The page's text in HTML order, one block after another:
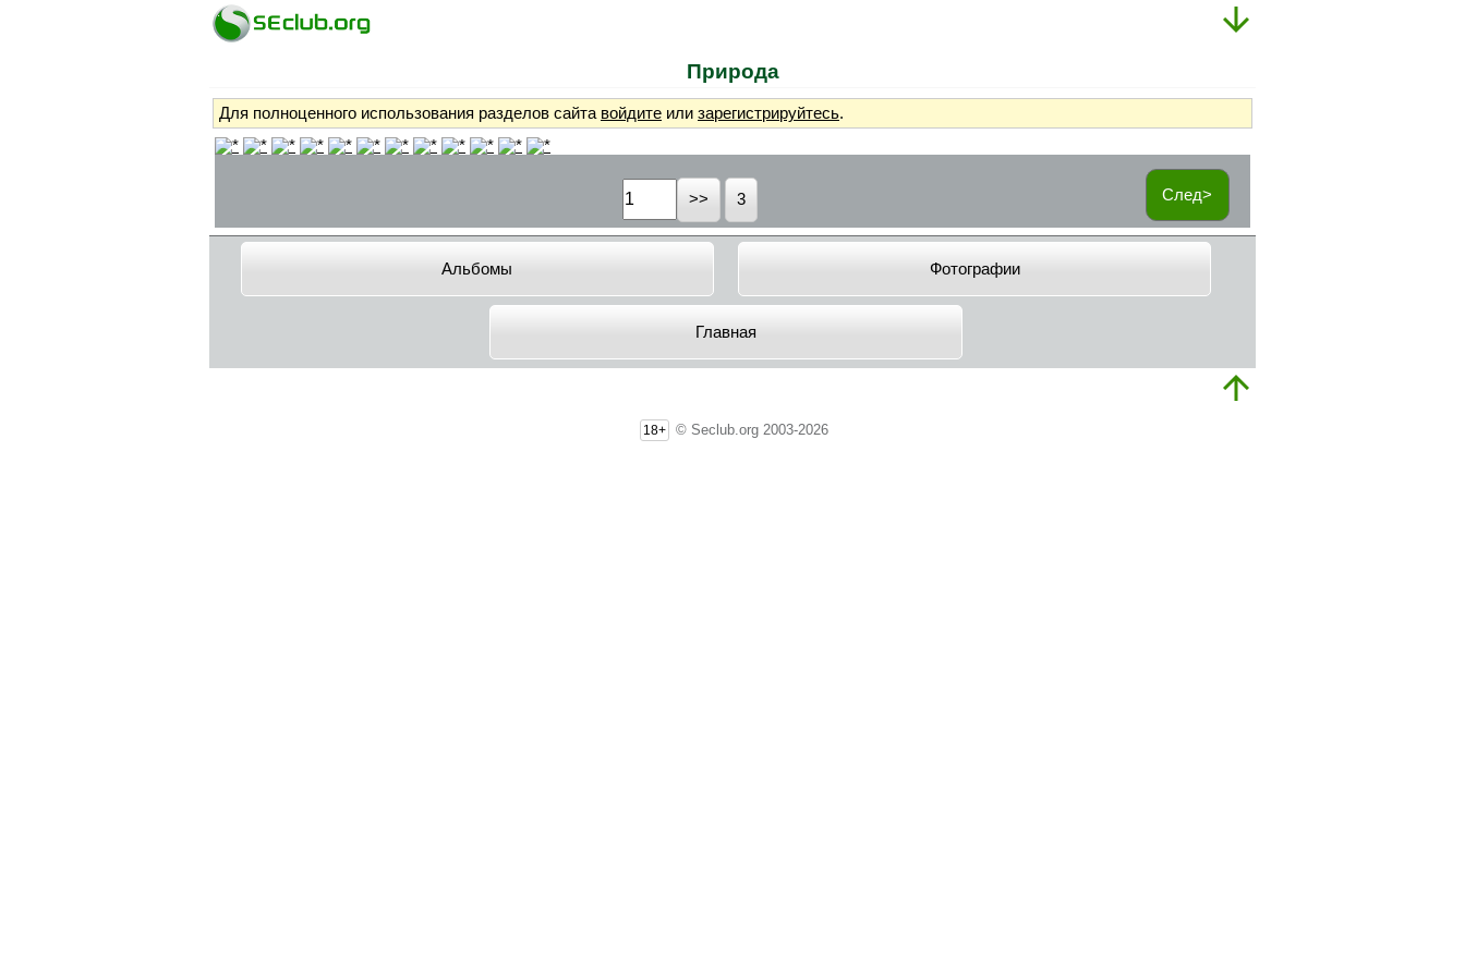
Природа
Для полноценного использования разделов сайта войдите или зарегистрируйтесь.
След>
3
Альбомы Фотографии
Главная
18+ © Seclub.org 2003-2026